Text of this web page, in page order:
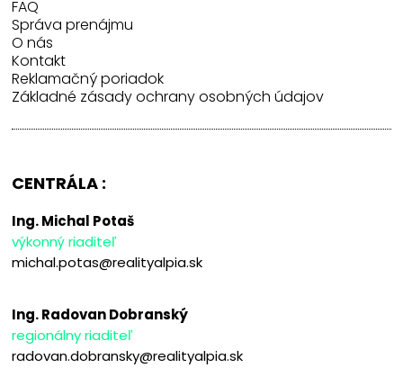
FAQ
Správa prenájmu
O nás
Kontakt
Reklamačný poriadok
Základné zásady ochrany osobných údajov
CENTRÁLA :
Ing. Michal Potaš
výkonný riaditeľ
michal.potas@realityalpia.sk
Ing. Radovan Dobranský
regionálny riaditeľ
radovan.dobransky@realityalpia.sk